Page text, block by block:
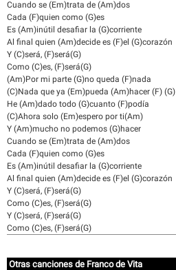
Cuando se (Em)trata de (Am)dos
Cada (F)quien como (G)es
Es (Am)inútil desafiar la (G)corriente
Al final quien (Am)decide es (F)el (G)corazón
Y (C)será, (F)será(G)
Como (C)es, (F)será(G)
(Am)Por mi parte (G)no queda (F)nada
(C)Nada que ya (Em)pueda (Am)hacer (F) (G)
He (Am)dado todo (G)cuanto (F)podía
(C)Ahora solo (Em)espero por ti(Am)
Y (Am)mucho no podemos (G)hacer
Cuando se (Em)trata de (Am)dos
Cada (F)quien como (G)es
Es (Am)inútil desafiar la (G)corriente
Al final quien (Am)decide es (F)el (G)corazón
Y (C)será, (F)será(G)
Como (C)es, (F)será(G)
Y (C)será, (F)será(G)
Como (C)es, (F)será(G)
Otras canciones de Franco de Vita